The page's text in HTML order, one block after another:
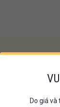
Do giá